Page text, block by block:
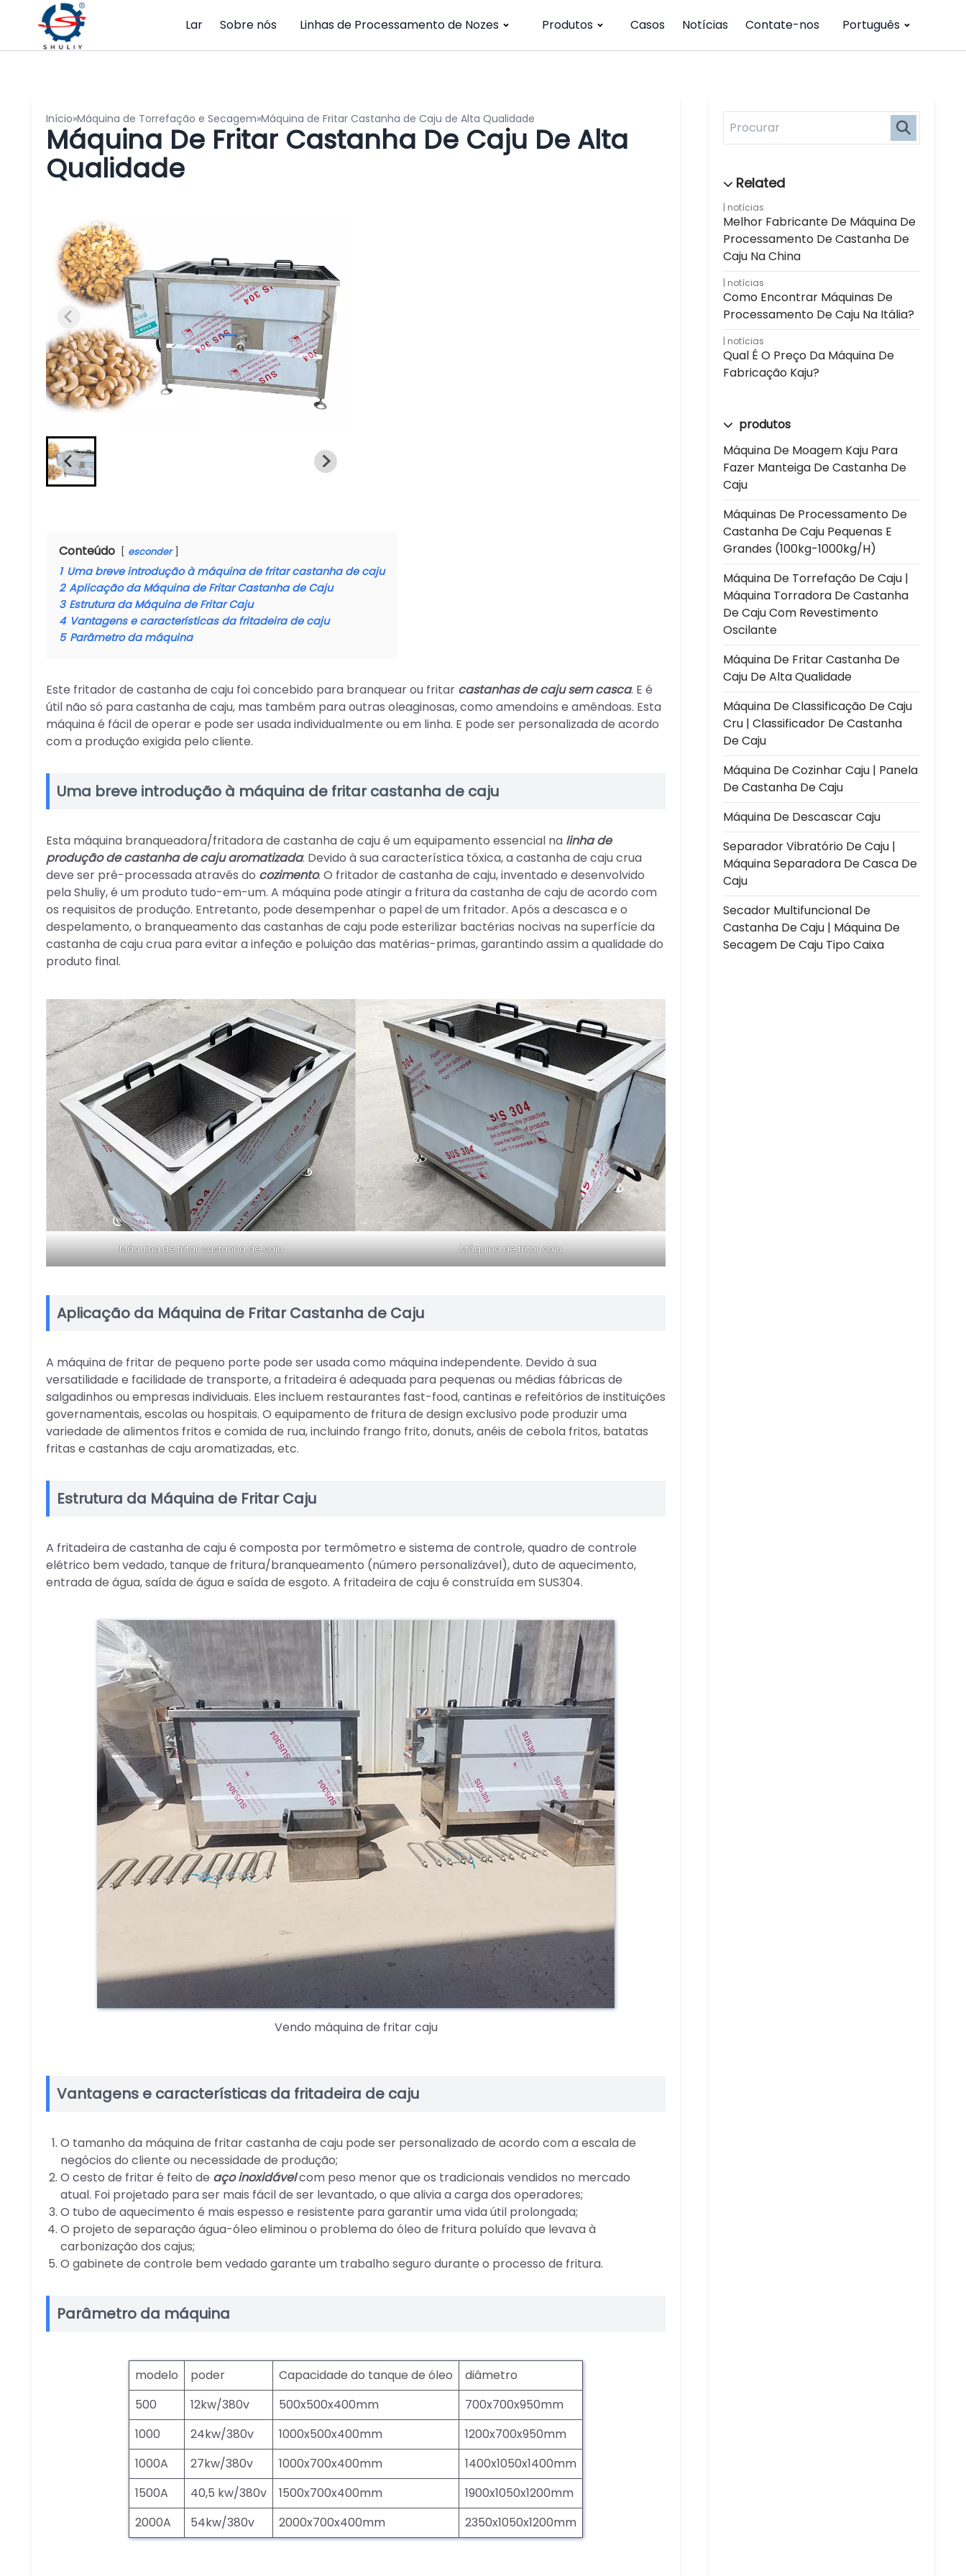
Lar Sobre nós Linhas de Processamento de Nozes Produtos Casos Notícias Contate-nos Português
Início»Máquina de Torrefação e Secagem»Máquina de Fritar Castanha de Caju de Alta Qualidade
Máquina De Fritar Castanha De Caju De Alta
Qualidade
Conteúdo esconder
1 Uma breve introdução à máquina de fritar castanha de caju
2 Aplicação da Máquina de Fritar Castanha de Caju
3 Estrutura da Máquina de Fritar Caju
4 Vantagens e características da fritadeira de caju
5 Parâmetro da máquina
Este fritador de castanha de caju foi concebido para branquear ou fritar castanhas de caju sem casca. E é
útil não só para castanha de caju, mas também para outras oleaginosas, como amendoins e amêndoas. Esta
máquina é fácil de operar e pode ser usada individualmente ou em linha. E pode ser personalizada de acordo
com a produção exigida pelo cliente.
Uma breve introdução à máquina de fritar castanha de caju
Esta máquina branqueadora/fritadora de castanha de caju é um equipamento essencial na linha de
produção de castanha de caju aromatizada. Devido à sua característica tóxica, a castanha de caju crua
deve ser pré-processada através do cozimento. O fritador de castanha de caju, inventado e desenvolvido
pela Shuliy, é um produto tudo-em-um. A máquina pode atingir a fritura da castanha de caju de acordo com
os requisitos de produção. Entretanto, pode desempenhar o papel de um fritador. Após a descasca e o
despelamento, o branqueamento das castanhas de caju pode esterilizar bactérias nocivas na superfície da
castanha de caju crua para evitar a infeção e poluição das matérias-primas, garantindo assim a qualidade do
produto final.
Máquina de fritar castanha de caju Máquina de fritar caju
Aplicação da Máquina de Fritar Castanha de Caju
A máquina de fritar de pequeno porte pode ser usada como máquina independente. Devido à sua
versatilidade e facilidade de transporte, a fritadeira é adequada para pequenas ou médias fábricas de
salgadinhos ou empresas individuais. Eles incluem restaurantes fast-food, cantinas e refeitórios de instituições
governamentais, escolas ou hospitais. O equipamento de fritura de design exclusivo pode produzir uma
variedade de alimentos fritos e comida de rua, incluindo frango frito, donuts, anéis de cebola fritos, batatas
fritas e castanhas de caju aromatizadas, etc.
Estrutura da Máquina de Fritar Caju
A fritadeira de castanha de caju é composta por termômetro e sistema de controle, quadro de controle
elétrico bem vedado, tanque de fritura/branqueamento (número personalizável), duto de aquecimento,
entrada de água, saída de água e saída de esgoto. A fritadeira de caju é construída em SUS304.
Vendo máquina de fritar caju
Vantagens e características da fritadeira de caju
O tamanho da máquina de fritar castanha de caju pode ser personalizado de acordo com a escala de
negócios do cliente ou necessidade de produção;
O cesto de fritar é feito de aço inoxidávelcom peso menor que os tradicionais vendidos no mercado
atual. Foi projetado para ser mais fácil de ser levantado, o que alivia a carga dos operadores;
O tubo de aquecimento é mais espesso e resistente para garantir uma vida útil prolongada;
O projeto de separação água-óleo eliminou o problema do óleo de fritura poluído que levava à
carbonização dos cajus;
O gabinete de controle bem vedado garante um trabalho seguro durante o processo de fritura.
Parâmetro da máquina
modelo poder Capacidade do tanque de óleo
diâmetro
500
12kw/380v 500x500x400mm
700x700x950mm
1000
24kw/380v 1000x500x400mm
1200x700x950mm
1000A
27kw/380v 1000x700x400mm
1400x1050x1400mm
1500A
40,5 kw/380v 1500x700x400mm
1900x1050x1200mm
2000A
54kw/380v 2000x700x400mm 2350x1050x1200mm
notícias
Melhor Fabricante De Máquina De
Processamento De Castanha De
Caju Na China
notícias
Como Encontrar Máquinas De
Processamento De Caju Na Itália?
notícias
Qual É O Preço Da Máquina De
Fabricação Kaju?
produtos
Máquina De Moagem Kaju Para
Fazer Manteiga De Castanha De
Caju
Máquinas De Processamento De
Castanha De Caju Pequenas E
Grandes (100kg-1000kg/h)
Máquina De Torrefação De Caju |
Máquina Torradora De Castanha
De Caju Com Revestimento
Oscilante
Máquina De Fritar Castanha De
Caju De Alta Qualidade
Máquina De Classificação De Caju
Cru | Classificador De Castanha
De Caju
Máquina De Cozinhar Caju | Panela
De Castanha De Caju
Máquina De Descascar Caju
Separador Vibratório De Caju |
Máquina Separadora De Casca De
Caju
Secador Multifuncional De
Castanha De Caju | Máquina De
Secagem De Caju Tipo Caixa